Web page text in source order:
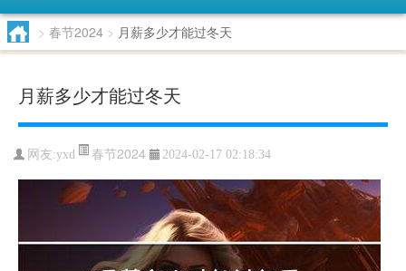
> 春节2024 > 月薪多少才能过冬天
月薪多少才能过冬天
网友:yxd 春节2024 2024-02-17 02:18:34